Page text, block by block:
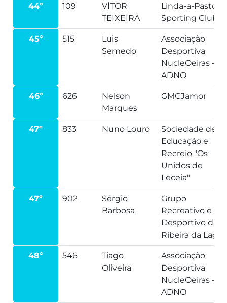
44º 109
VÍTOR
TEIXEIRA
Linda-a-Pastora
Sporting Clube
45º 515
Luis
Semedo
Associação
Desportiva
NucleOeiras -
ADNO
46º 626
Nelson
Marques
GMCJamor
47º 833 Nuno Louro
Sociedade de
Educação e
Recreio "Os
Unidos de
Leceia"
47º 902
Sérgio
Barbosa
Grupo
Recreativo e
Desportivo da
Ribeira da Lage
48º 546
Tiago
Oliveira
Associação
Desportiva
NucleOeiras -
ADNO